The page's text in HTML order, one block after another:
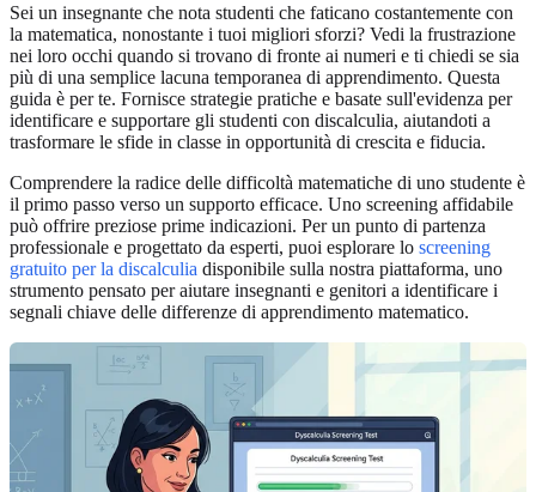
Sei un insegnante che nota studenti che faticano costantemente con
la matematica, nonostante i tuoi migliori sforzi? Vedi la frustrazione
nei loro occhi quando si trovano di fronte ai numeri e ti chiedi se sia
più di una semplice lacuna temporanea di apprendimento. Questa
guida è per te. Fornisce strategie pratiche e basate sull'evidenza per
identificare e supportare gli studenti con discalculia, aiutandoti a
trasformare le sfide in classe in opportunità di crescita e fiducia.
Comprendere la radice delle difficoltà matematiche di uno studente è
il primo passo verso un supporto efficace. Uno screening affidabile
può offrire preziose prime indicazioni. Per un punto di partenza
professionale e progettato da esperti, puoi esplorare lo screening
gratuito per la discalculia disponibile sulla nostra piattaforma, uno
strumento pensato per aiutare insegnanti e genitori a identificare i
segnali chiave delle differenze di apprendimento matematico.